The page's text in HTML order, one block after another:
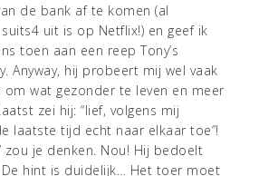
de bank af te komen (al
uit is op Netflix!) en geef ik
toen aan een reep Tony’s
Anyway, hij probeert mij wel vaak
wat gezonder te leven en meer
zei hij: “lief, volgens mij
laatste tijd echt naar elkaar toe”!
zou je denken. Nou! Hij bedoelt
De hint is duidelijk… Het toer moet